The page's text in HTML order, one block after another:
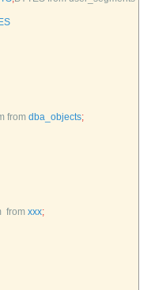
from dba_objects;
from xxx;